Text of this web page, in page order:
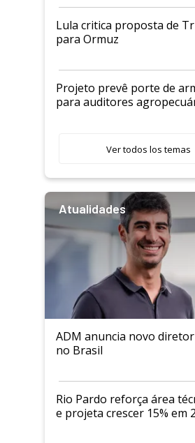
Lula critica proposta de
para Ormuz
Projeto prevê porte de
para auditores
Ver todos los temas
Atualidades
ADM anuncia novo
no Brasil
Rio Pardo reforça área
e projeta crescer 15% em